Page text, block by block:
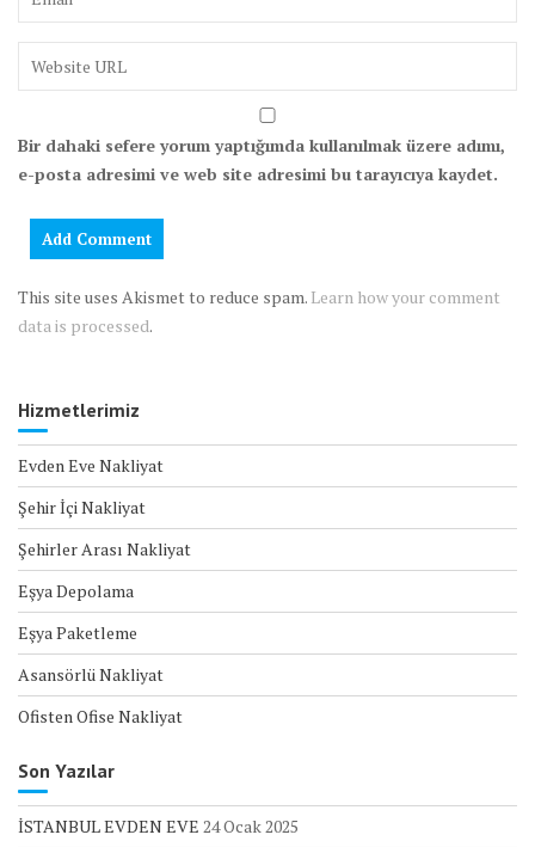
Bir dahaki sefere yorum yaptığımda kullanılmak üzere adımı,
e-posta adresimi ve web site adresimi bu tarayıcıya kaydet.
This site uses Akismet to reduce spam. Learn how your comment
data is processed.
Hizmetlerimiz
Evden Eve Nakliyat
Şehir İçi Nakliyat
Şehirler Arası Nakliyat
Eşya Depolama
Eşya Paketleme
Asansörlü Nakliyat
Ofisten Ofise Nakliyat
Son Yazılar
İSTANBUL EVDEN EVE 24 Ocak 2025